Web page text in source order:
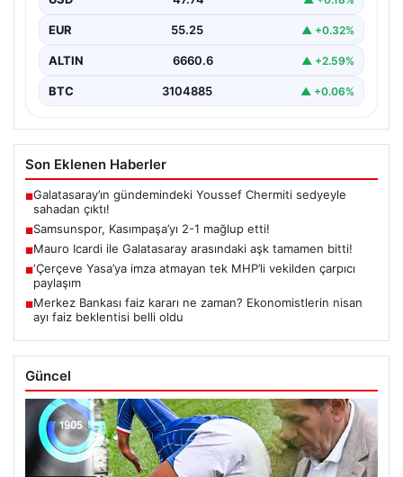
EUR 55.25 ▲ +0.32%
ALTIN 6660.6 ▲ +2.59%
BTC 3104885 ▲ +0.06%
Son Eklenen Haberler
■Galatasaray’ın gündemindeki Youssef Chermiti sedyeyle
sahadan çıktı!
■Samsunspor, Kasımpaşa’yı 2-1 mağlup etti!
■Mauro Icardi ile Galatasaray arasındaki aşk tamamen bitti!
■‘Çerçeve Yasa’ya imza atmayan tek MHP’li vekilden çarpıcı
paylaşım
■Merkez Bankası faiz kararı ne zaman? Ekonomistlerin nisan
ayı faiz beklentisi belli oldu
Güncel